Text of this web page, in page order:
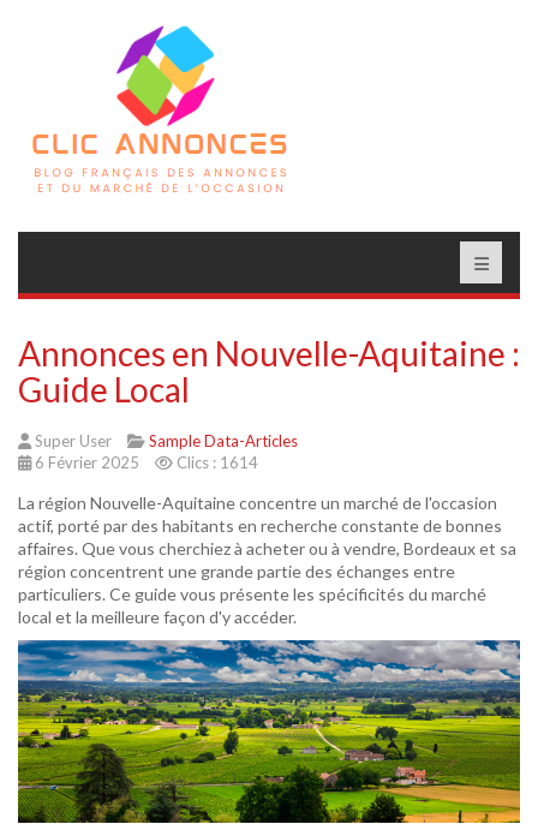
Annonces en Nouvelle-Aquitaine :
Guide Local
Super User
Sample Data-Articles
6 Février 2025
Clics : 1614
La région Nouvelle-Aquitaine concentre un marché de l'occasion
actif, porté par des habitants en recherche constante de bonnes
affaires. Que vous cherchiez à acheter ou à vendre, Bordeaux et sa
région concentrent une grande partie des échanges entre
particuliers. Ce guide vous présente les spécificités du marché
local et la meilleure façon d'y accéder.